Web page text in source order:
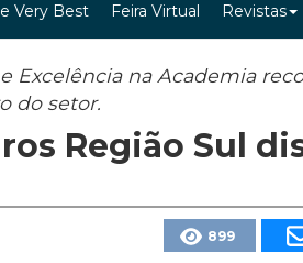
Very Best Feira Virtual Revistas
Excelência na Academia
do setor.
Região Sul
899